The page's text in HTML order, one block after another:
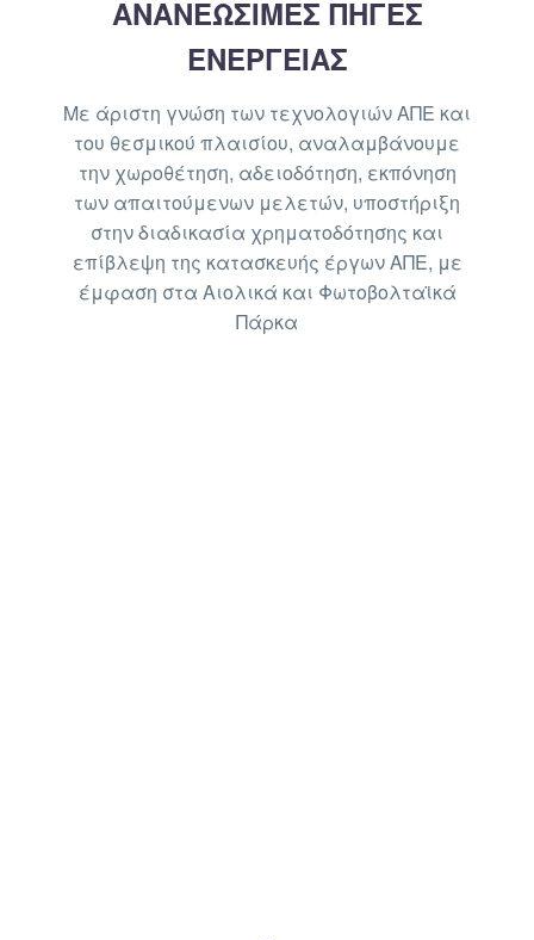
ΑΝΑΝΕΩΣΙΜΕΣ ΠΗΓΕΣ
ΕΝΕΡΓΕΙΑΣ
Με άριστη γνώση των τεχνολογιών ΑΠΕ και
του θεσμικού πλαισίου, αναλαμβάνουμε
την χωροθέτηση, αδειοδότηση, εκπόνηση
των απαιτούμενων μελετών, υποστήριξη
στην διαδικασία χρηματοδότησης και
επίβλεψη της κατασκευής έργων ΑΠΕ, με
έμφαση στα Αιολικά και Φωτοβολταϊκά
Πάρκα